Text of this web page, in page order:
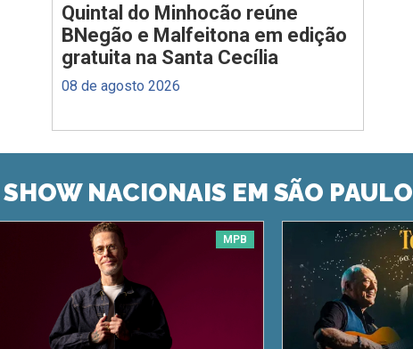
Quintal do Minhocão reúne
BNegão e Malfeitona em edição
gratuita na Santa Cecília
08 de agosto 2026
SHOW NACIONAIS EM SÃO PAULO
MPB